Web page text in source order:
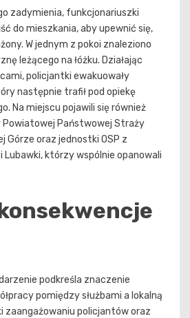
zadymienia, funkcjonariuszki
do mieszkania, aby upewnić się,
W jednym z pokoi znaleziono
leżącego na łóżku. Działając
policjantki ewakuowały
następnie trafił pod opiekę
Na miejscu pojawili się również
Państwowej Straży
Górze oraz jednostki OSP z
Lubawki, którzy wspólnie opanowali
podkreśla znaczenie
pomiędzy służbami a lokalną
zaangażowaniu policjantów oraz